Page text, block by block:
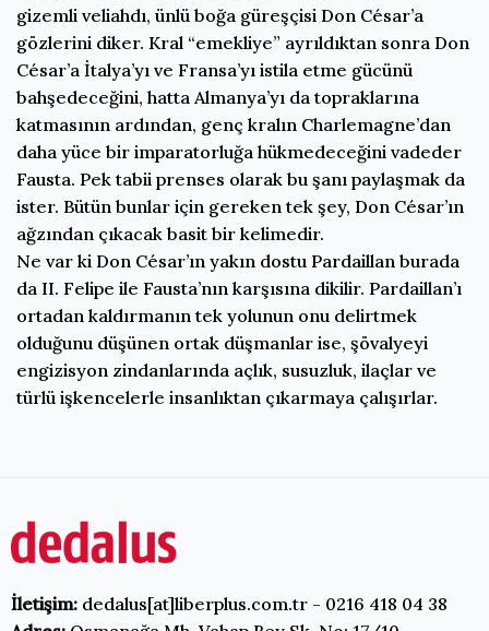
gizemli veliahdı, ünlü boğa güreşçisi Don César’a
gözlerini diker. Kral “emekliye” ayrıldıktan sonra Don
César’a İtalya’yı ve Fransa’yı istila etme gücünü
bahşedeceğini, hatta Almanya’yı da topraklarına
katmasının ardından, genç kralın Charlemagne’dan
daha yüce bir imparatorluğa hükmedeceğini vadeder
Fausta. Pek tabii prenses olarak bu şanı paylaşmak da
ister. Bütün bunlar için gereken tek şey, Don César’ın
ağzından çıkacak basit bir kelimedir.
Ne var ki Don César’ın yakın dostu Pardaillan burada
da II. Felipe ile Fausta’nın karşısına dikilir. Pardaillan’ı
ortadan kaldırmanın tek yolunun onu delirtmek
olduğunu düşünen ortak düşmanlar ise, şövalyeyi
engizisyon zindanlarında açlık, susuzluk, ilaçlar ve
türlü işkencelerle insanlıktan çıkarmaya çalışırlar.
İletişim:dedalus[at]liberplus.com.tr - 0216 418 04 38